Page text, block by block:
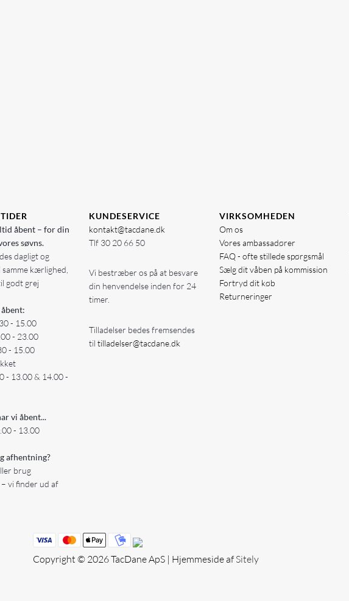
åbent – for din
søvns.
dagligt og
samme kærlighed,
godt grej
- 15.00
- 23.00
- 15.00
- 13.00 & 14.00 -
vi åbent...
- 13.00
afhentning?
brug
vi finder ud af
KUNDESERVICE
kontakt@tacdane.dk
Tlf 30 20 66 50
Vi bestræber os på at besvare
din henvendelse inden for 24
timer.
Tilladelser bedes fremsendes
til tilladelser@tacdane.dk
VIRKSOMHEDEN
Om os
Vores ambassadører
FAQ - ofte stillede spørgsmål
Sælg dit våben på kommission
Fortryd dit køb
Returneringer
Copyright © 2026 TacDane ApS | Hjemmeside af Sitely